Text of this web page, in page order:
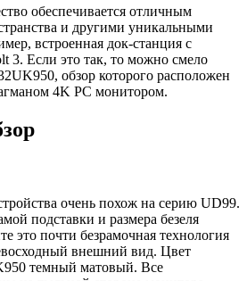
обеспечивается отличным
и другими уникальными
встроенная док-станция с
3. Если это так, то можно смело
обзор которого расположен
4K PC монитором.
очень похож на серию UD99.
подставки и размера безеля
это почти безрамочная технология
внешний вид. Цвет
темный матовый. Все